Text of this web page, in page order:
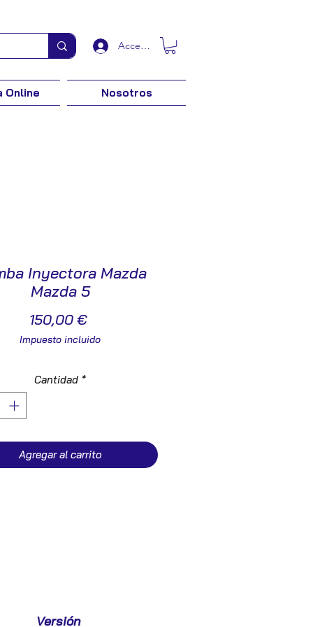
Acceder
Online Nosotros
Inyectora Mazda
Mazda 5
150,00 €Precio
Impuesto incluido
Cantidad *
Agregar al carrito
Versión